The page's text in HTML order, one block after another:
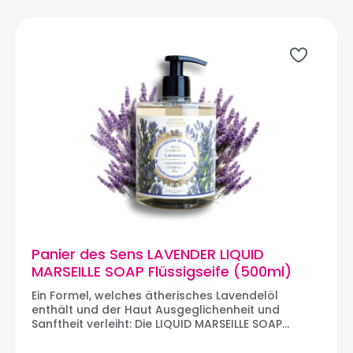
Noten mit leichtem Honiggeschmack. Panier des
Sens #ABS10016 Inhalt: 500 mlMaße: Ø 8 x H 15 cm
ÜBER PANIER DES SENS: Alle Parfums von Panier des
Sens werden von Meisterparfumeuren in Grasse,
der Wiege der Haute Parfumerie und UNESCO-
Weltkulturerbe, kreiert. Sie werden um
außergewöhnliche natürliche Rohstoffe herum
konzipiert und zwar exklusiv für die Marke. Keine
der Formeln enthalten Inhaltsstoffe tierischen
Ursprungs und schließen Tierversuche aus.
Panier des Sens LAVENDER LIQUID
MARSEILLE SOAP Flüssigseife (500ml)
Ein Formel, welches ätherisches Lavendelöl
enthält und der Haut Ausgeglichenheit und
Sanftheit verleiht: Die LIQUID MARSEILLE SOAP